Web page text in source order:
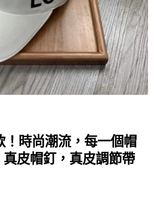
！時尚潮流，每一個帽
皮帽釘，真皮調節帶